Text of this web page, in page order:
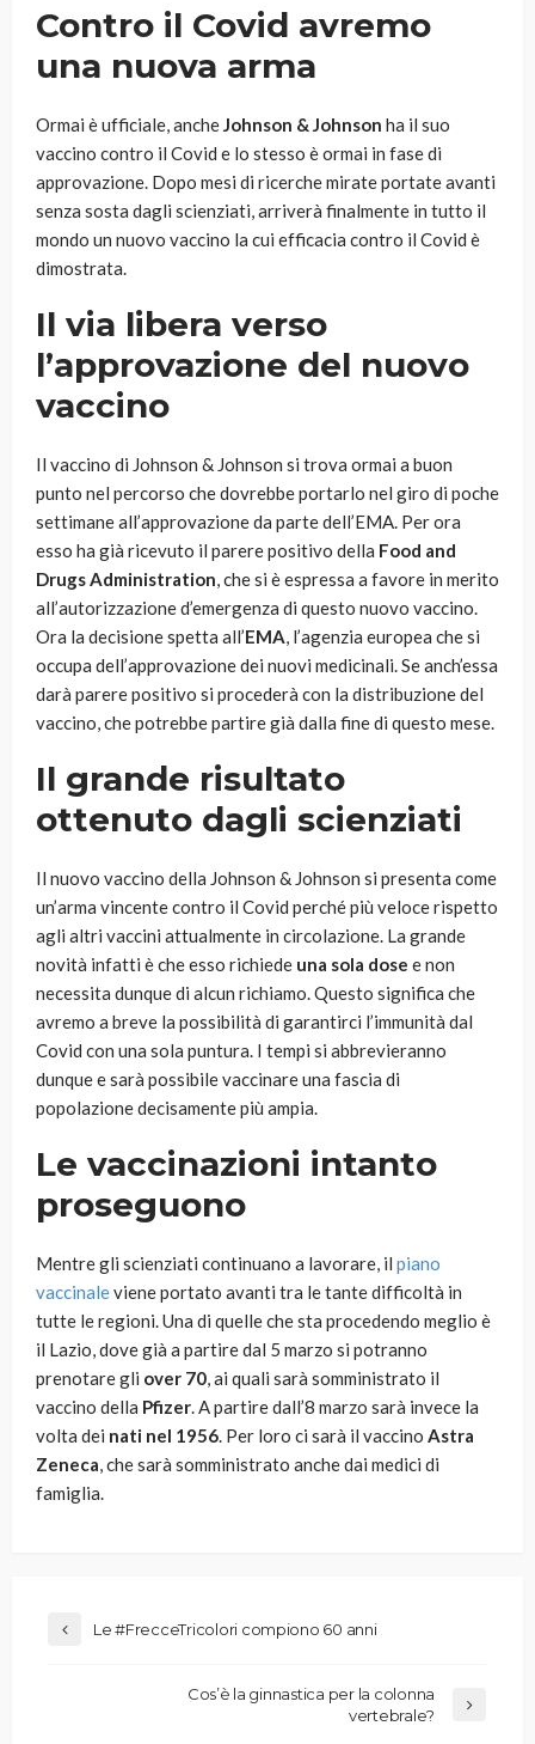
Contro il Covid avremo
una nuova arma
Ormai è ufficiale, ancheJohnson & Johnson ha il suo
vaccino contro il Covid e lo stesso è ormai in fase di
approvazione. Dopo mesi di ricerche mirate portate avanti
senza sosta dagli scienziati, arriverà finalmente in tutto il
mondo un nuovo vaccino la cui efficacia contro il Covid è
dimostrata.
Il via libera verso
l’approvazione del nuovo
vaccino
Il vaccino di Johnson & Johnson si trova ormai a buon
punto nel percorso che dovrebbe portarlo nel giro di poche
settimane all’approvazione da parte dell’EMA. Per ora
esso ha già ricevuto il parere positivo della Food and
Drugs Administration, che si è espressa a favore in merito
all’autorizzazione d’emergenza di questo nuovo vaccino.
Ora la decisione spetta all’EMA, l’agenzia europea che si
occupa dell’approvazione dei nuovi medicinali. Se anch’essa
darà parere positivo si procederà con la distribuzione del
vaccino, che potrebbe partire già dalla fine di questo mese.
Il grande risultato
ottenuto dagli scienziati
Il nuovo vaccino della Johnson & Johnson si presenta come
un’arma vincente contro il Covid perché più veloce rispetto
agli altri vaccini attualmente in circolazione. La grande
novità infatti è che esso richiede una sola dose e non
necessita dunque di alcun richiamo. Questo significa che
avremo a breve la possibilità di garantirci l’immunità dal
Covid con una sola puntura. I tempi si abbrevieranno
dunque e sarà possibile vaccinare una fascia di
popolazione decisamente più ampia.
Le vaccinazioni intanto
proseguono
Mentre gli scienziati continuano a lavorare, il piano
vaccinaleviene portato avanti tra le tante difficoltà in
tutte le regioni. Una di quelle che sta procedendo meglio è
il Lazio, dove già a partire dal 5 marzo si potranno
prenotare gli over 70, ai quali sarà somministrato il
vaccino della Pfizer. A partire dall’8 marzo sarà invece la
volta dei nati nel 1956. Per loro ci sarà il vaccino Astra
Zeneca, che sarà somministrato anche dai medici di
famiglia.
Le #FrecceTricolori compiono 60 anni
Cos’è la ginnastica per la colonna
vertebrale?